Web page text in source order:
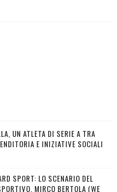
UN ATLETA DI SERIE A TRA
E INIZIATIVE SOCIALI
SPORT: LO SCENARIO DEL
MIRCO BERTOLA (WE